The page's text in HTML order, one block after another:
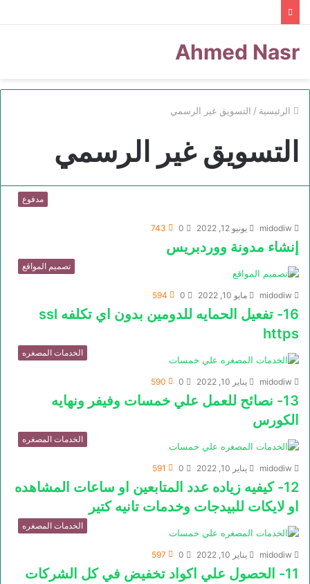
Ahmed Nasr
الرئيسية / التسويق غير الرسمي
التسويق غير الرسمي
مدفوع
midodiw يونيو 12, 2022 0
743
إنشاء مدونة ووردبريس
تصميم المواقع
midodiw مايو 10, 2022 0
594
16- تفعيل الحمايه للدومين بدون اي تكلفه ssl
https
الخدمات المصغره
midodiw يناير 10, 2022 0
590
13- نصائح للعمل علي خمسات وفيفر ونهايه
الكورس
الخدمات المصغره
midodiw يناير 10, 2022 0
591
12- كيفيه زياده عدد المتابعين او ساعات المشاهده
او لايكات للبيدجات وخدمات تانيه كتير
الخدمات المصغره
midodiw يناير 10, 2022 0
597
11- الحصول علي اكواد تخفيض في كل الشركات